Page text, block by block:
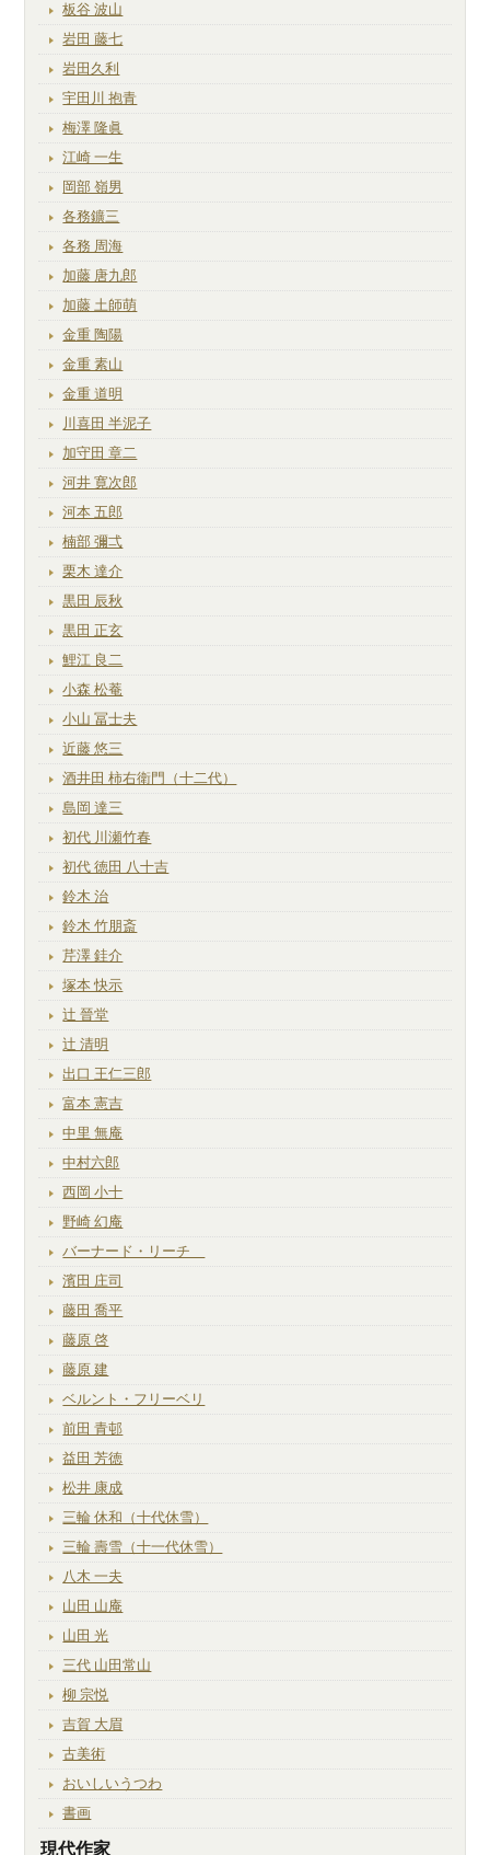
板谷 波山
岩田 藤七
岩田久利
宇田川 抱青
梅澤 隆眞
江崎 一生
岡部 嶺男
各務鑛三
各務 周海
加藤 唐九郎
加藤 土師萌
金重 陶陽
金重 素山
金重 道明
川喜田 半泥子
加守田 章二
河井 寛次郎
河本 五郎
楠部 彌弌
栗木 達介
黒田 辰秋
黒田 正玄
鯉江 良二
小森 松菴
小山 冨士夫
近藤 悠三
酒井田 柿右衛門（十二代）
島岡 達三
初代 川瀬竹春
初代 徳田 八十吉
鈴木 治
鈴木 竹朋斎
芹澤 銈介
塚本 快示
辻 晉堂
辻 清明
出口 王仁三郎
富本 憲吉
中里 無庵
中村六郎
西岡 小十
野崎 幻庵
バーナード・リーチ
濱田 庄司
藤田 喬平
藤原 啓
藤原 建
ベルント・フリーベリ
前田 青邨
益田 芳徳
松井 康成
三輪 休和（十代休雪）
三輪 壽雪（十一代休雪）
八木 一夫
山田 山庵
山田 光
三代 山田常山
柳 宗悦
吉賀 大眉
古美術
おいしいうつわ
書画
現代作家